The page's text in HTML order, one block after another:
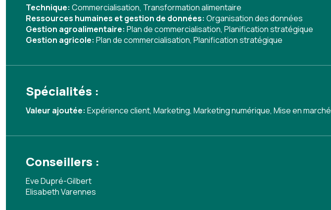
Technique: Commercialisation, Transformation alimentaire
Ressources humaines et gestion de données: Organisation des données
Gestion agroalimentaire: Plan de commercialisation, Planification stratégique
Gestion agricole: Plan de commercialisation, Planification stratégique
Spécialités :
Valeur ajoutée: Expérience client, Marketing, Marketing numérique, Mise en marché
Conseillers :
Eve Dupré-Gilbert
Elisabeth Varennes